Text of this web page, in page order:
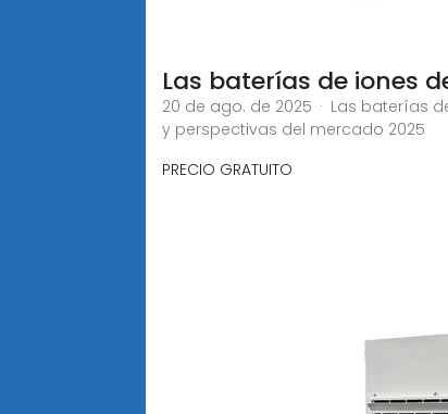
Las baterías de iones
20 de ago. de 2025 · Las baterías
y perspectivas del mercado 2025
PRECIO GRATUITO